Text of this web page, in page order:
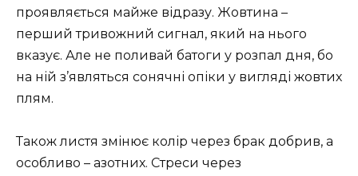
проявляється майже відразу. Жовтина –
перший тривожний сигнал, який на нього
вказує. Але не поливай батоги у розпал дня, бо
на ній з’являться сонячні опіки у вигляді жовтих
плям.
Також листя змінює колір через брак добрив, а
особливо – азотних. Стреси через